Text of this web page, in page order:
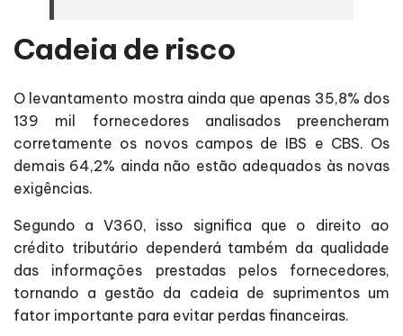
Cadeia de risco
O levantamento mostra ainda que apenas 35,8% dos
139 mil fornecedores analisados preencheram
corretamente os novos campos de IBS e CBS. Os
demais 64,2% ainda não estão adequados às novas
exigências.
Segundo a V360, isso significa que o direito ao
crédito tributário dependerá também da qualidade
das informações prestadas pelos fornecedores,
tornando a gestão da cadeia de suprimentos um
fator importante para evitar perdas financeiras.